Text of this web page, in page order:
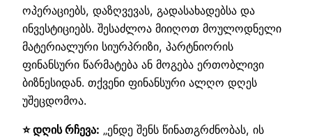
ოპერაციებს, დაზღვევას, გადასახადებსა და
ინვესტიციებს. შესაძლოა მიიღოთ მოულოდნელი
მატერიალური სიურპრიზი, პარტნიორის
ფინანსური წარმატება ან მოგება ერთობლივი
ბიზნესიდან. თქვენი ფინანსური ალღო დღეს
უშეცდომოა.
⭐ დღის რჩევა: „ენდე შენს წინათგრძნობას, ის